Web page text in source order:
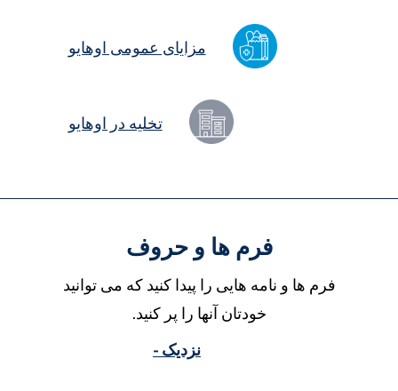
مزایای عمومی اوهایو
تخلیه در اوهایو
فرم ها و حروف
فرم ها و نامه هایی را پیدا کنید که می توانید
خودتان آنها را پر کنید.
نزدیک -